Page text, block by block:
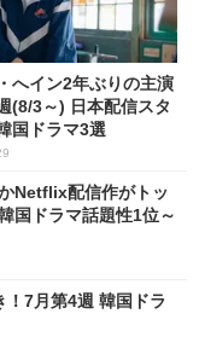
へイン2年ぶりの主演
(8/3～) 日本配信スタ
国ドラマ3選
Netflix配信作がトッ
国ドラマ話題性1位～
！7月第4週 韓国ドラ